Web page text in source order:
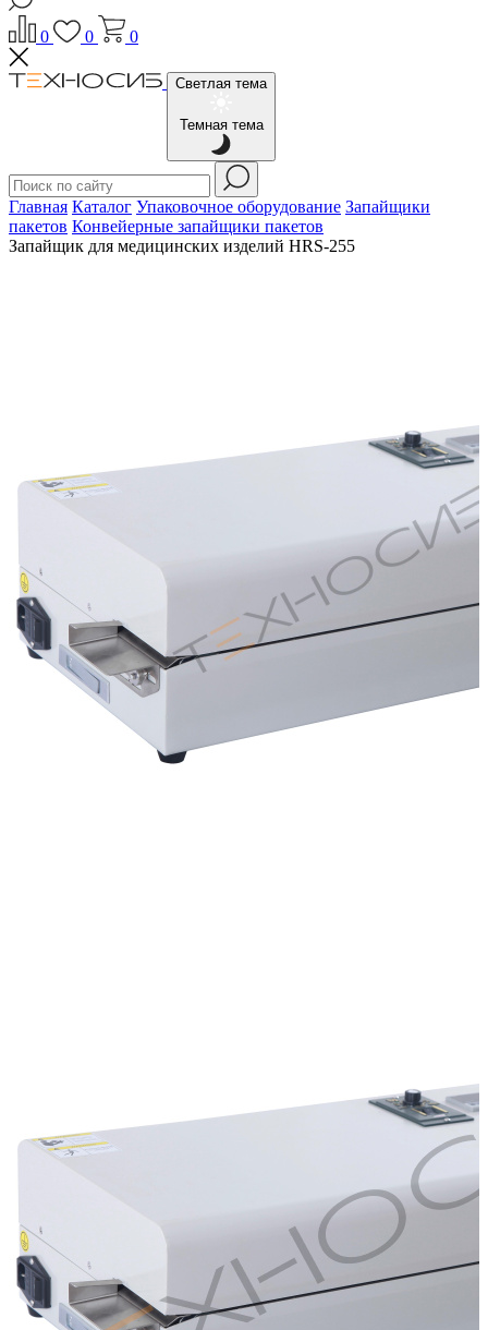
0 0 0
Светлая тема
Темная тема
Главная Каталог Упаковочное оборудование Запайщики
пакетов Конвейерные запайщики пакетов
Запайщик для медицинских изделий HRS-255